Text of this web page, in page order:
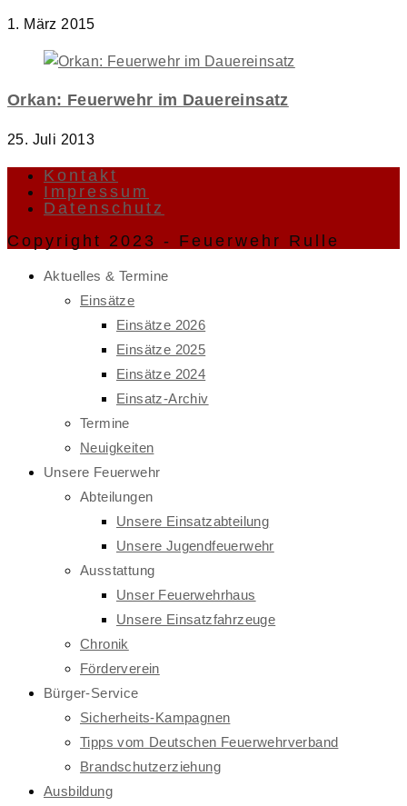
1. März 2015
Orkan: Feuerwehr im Dauereinsatz
25. Juli 2013
Kontakt
Impressum
Datenschutz
Copyright 2023 - Feuerwehr Rulle
Aktuelles & Termine
Einsätze
Einsätze 2026
Einsätze 2025
Einsätze 2024
Einsatz-Archiv
Termine
Neuigkeiten
Unsere Feuerwehr
Abteilungen
Unsere Einsatzabteilung
Unsere Jugendfeuerwehr
Ausstattung
Unser Feuerwehrhaus
Unsere Einsatzfahrzeuge
Chronik
Förderverein
Bürger-Service
Sicherheits-Kampagnen
Tipps vom Deutschen Feuerwehrverband
Brandschutzerziehung
Ausbildung